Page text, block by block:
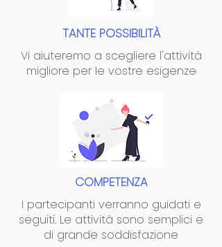
TANTE POSSIBILITÀ
Vi aiuteremo a scegliere l'attività
migliore per le vostre esigenze
COMPETENZA
I partecipanti verranno guidati e
seguiti. Le attività sono semplici e
di grande soddisfazione